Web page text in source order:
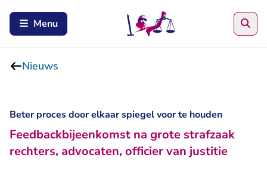
Menu
Nieuws
Beter proces door elkaar spiegel voor te houden
Feedbackbijeenkomst na grote strafzaak
rechters, advocaten, officier van justitie